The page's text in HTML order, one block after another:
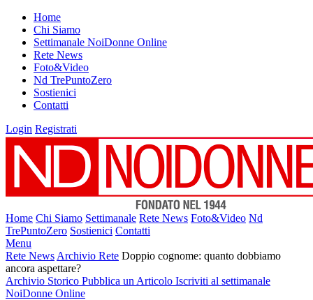
Home
Chi Siamo
Settimanale NoiDonne Online
Rete News
Foto&Video
Nd TrePuntoZero
Sostienici
Contatti
Login Registrati
Home Chi Siamo Settimanale Rete News Foto&Video Nd
TrePuntoZero Sostienici Contatti
Menu
Rete News Archivio Rete Doppio cognome: quanto dobbiamo
ancora aspettare?
Archivio Storico Pubblica un Articolo Iscriviti al settimanale
NoiDonne Online